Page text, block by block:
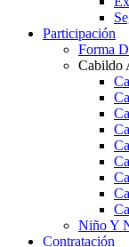
Participación
Forma
Cabildo
Niño Y
Contratación